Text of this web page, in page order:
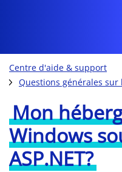
Centre d'aide & support
Questions générales
Mon
Windows
ASP.NET?